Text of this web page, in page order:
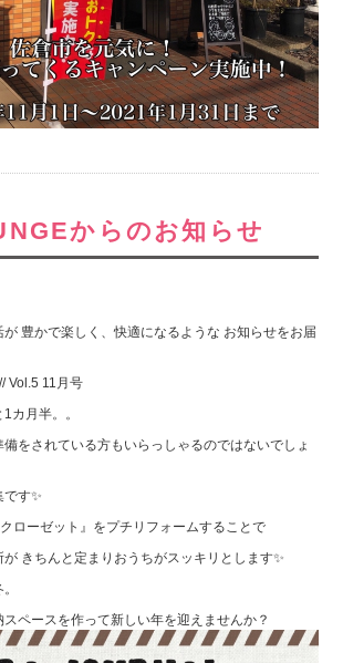
からのお知らせ
豊かで楽しく、快適になるような お知らせをお届
Vol.5 11月号
カ月半。。
をされている方もいらっしゃるのではないでしょ
す✨
クローゼット』をプチリフォームすることで
きちんと定まりおうちがスッキリとします✨
ペースを作って新しい年を迎えませんか？